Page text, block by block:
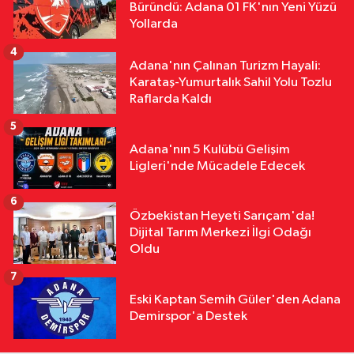
16:22TFFHGD'den Yeni Sezon
Büründü: Adana 01 FK'nın Yeni Yüzü
Yollarda
Adana'nın Çalınan Turizm Hayali:
Karataş-Yumurtalık Sahil Yolu Tozlu
Raflarda Kaldı
4
Adana'nın 5 Kulübü Gelişim
Ligleri'nde Mücadele Edecek
5
Özbekistan Heyeti Sarıçam'da!
Dijital Tarım Merkezi İlgi Odağı
Oldu
6
Eski Kaptan Semih Güler'den Adana
Demirspor'a Destek
7